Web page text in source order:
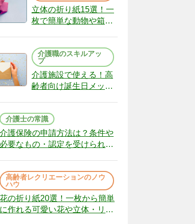
立体の折り紙15選！一
枚で簡単な動物や箱、
介護職のスキルアッ
プ
介護施設で使える！高
齢者向け誕生日メッセ
介護士の常識
介護保険の申請方法は？条件や
必要なもの・認定を受けられな
高齢者レクリエーションのノウ
ハウ
花の折り紙20選！一枚から簡単
に作れる可愛い花や立体・リー